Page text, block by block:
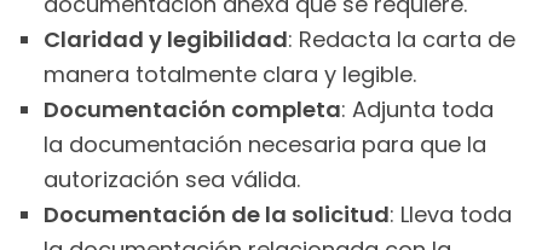
Claridad y legibilidad: Redacta la carta de
manera totalmente clara y legible.
Documentación completa: Adjunta toda
la documentación necesaria para que la
autorización sea válida.
Documentación de la solicitud: Lleva toda